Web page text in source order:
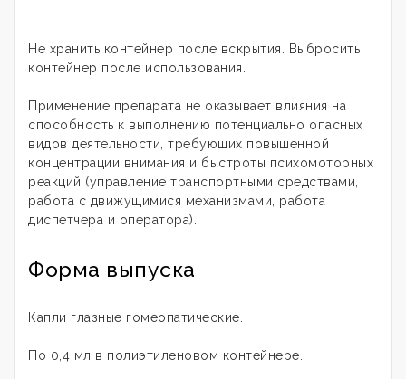
Не хранить контейнер после вскрытия. Выбросить
контейнер после использования.
Применение препарата не оказывает влияния на
способность к выполнению потенциально опасных
видов деятельности, требующих повышенной
концентрации внимания и быстроты психомоторных
реакций (управление транспортными средствами,
работа с движущимися механизмами, работа
диспетчера и оператора).
Форма выпуска
Капли глазные гомеопатические.
По 0,4 мл в полиэтиленовом контейнере.